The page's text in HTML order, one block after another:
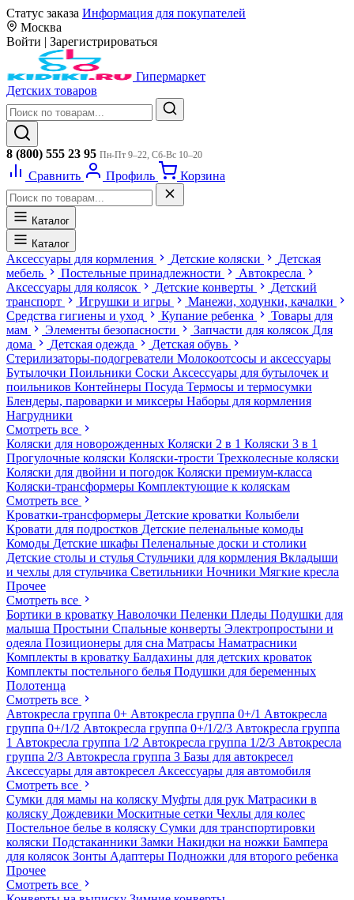
Статус заказа Информация для покупателей
Москва
Войти | Зарегистрироваться
Гипермаркет
Детских товаров
8 (800) 555 23 95 Пн-Пт 9–22, Сб-Вс 10–20
Сравнить Профиль Корзина
Каталог
Каталог
Аксессуары для кормления Детские коляски
Детская
мебель
Постельные принадлежности
Автокресла
Аксессуары для колясок
Детские конверты
Детский
транспорт
Игрушки и игры
Манежи, ходунки, качалки
Средства гигиены и уход
Купание ребенка
Товары для
мам
Элементы безопасности Запчасти для колясок Для
дома
Детская одежда
Детская обувь
Стерилизаторы-подогреватели Молокоотсосы и аксессуары
Бутылочки Поильники Соски Аксессуары для бутылочек и
поильников Контейнеры Посуда Термосы и термосумки
Блендеры, пароварки и миксеры Наборы для кормления
Нагрудники
Смотреть все
Коляски для новорожденных Коляски 2 в 1 Коляски 3 в 1
Прогулочные коляски Коляски-трости Трехколесные коляски
Коляски для двойни и погодок Коляски премиум-класса
Коляски-трансформеры Комплектующие к коляскам
Смотреть все
Кроватки-трансформеры Детские кроватки Колыбели
Кровати для подростков Детские пеленальные комоды
Комоды Детские шкафы Пеленальные доски и столики
Детские столы и стулья Стульчики для кормления Вкладыши
и чехлы для стульчика Светильники Ночники Мягкие кресла
Прочее
Смотреть все
Бортики в кроватку Наволочки Пеленки Пледы Подушки для
малыша Простыни Спальные конверты Электропростыни и
одеяла Позиционеры для сна Матрасы Наматрасники
Комплекты в кроватку Балдахины для детских кроваток
Комплекты постельного белья Подушки для беременных
Полотенца
Смотреть все
Автокресла группа 0+ Автокресла группа 0+/1 Автокресла
группа 0+/1/2 Автокресла группа 0+/1/2/3 Автокресла группа
1 Автокресла группа 1/2 Автокресла группа 1/2/3 Автокресла
группа 2/3 Автокресла группа 3 Базы для автокресел
Аксессуары для автокресел Аксессуары для автомобиля
Смотреть все
Сумки для мамы на коляску Муфты для рук Матрасики в
коляску Дождевики Москитные сетки Чехлы для колес
Постельное белье в коляску Сумки для транспортировки
коляски Подстаканники Замки Накидки на ножки Бампера
для колясок Зонты Адаптеры Подножки для второго ребенка
Прочее
Смотреть все